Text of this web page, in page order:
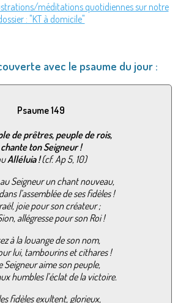
méditations quotidiennes sur notre
: "KT à domicile"
avec le psaume du jour :
Psaume 149
de prêtres, peuple de rois,
chante ton Seigneur !
Alléluia !(cf. Ap 5, 10)
Seigneur un chant nouveau,
l’assemblée de ses fidèles !
joie pour son créateur ;
allégresse pour son Roi !
à la louange de son nom,
lui, tambourins et cithares !
Seigneur aime son peuple,
humbles l’éclat de la victoire.
fidèles exultent, glorieux,